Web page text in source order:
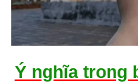
Ý nghĩa trong